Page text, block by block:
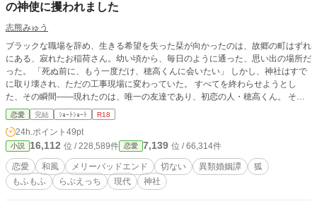
の神使に攫われました
志熊みゅう
ブラックな職場を辞め、生きる希望を失った栞が向かったのは、故郷の町はずれ
にある、寂れたお稲荷さん。幼い頃から、毎日のように通った、思い出の場所だ
った。 「死ぬ前に、もう一度だけ、穂高くんに会いたい」 しかし、神社はすで
に取り壊され、ただの工事現場に変わっていた。 すべてを終わらせようとし
た、その瞬間――現れたのは、唯一の友達であり、初恋の人・穂高くん。 そし
て、栞は忽然とこの世界から姿を消す。まるで神隠しにあったように――。 ☆
同名の小説 (https://www.alphapolis.co.jp/novel/705612661/744978008) があり
ますが、こちらはR18 ver.になります。
恋愛 完結 ｼｮｰﾄｼｮｰﾄ R18
24h.ポイント 49pt
小説 16,112 位 / 228,589件 恋愛 7,139 位 / 66,314件
恋愛 和風 メリーバッドエンド 切ない 異類婚姻譚
狐
もふもふ
らぶえっち 現代 神社